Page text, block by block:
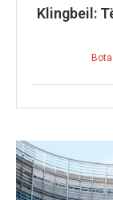
Klingbeil:
Bota